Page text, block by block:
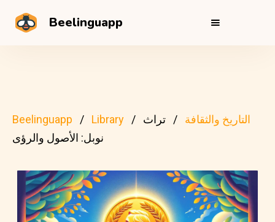
Beelinguapp
Beelinguapp Library التاريخ والثقافة
تراث
نوبل: الأصول والرؤى